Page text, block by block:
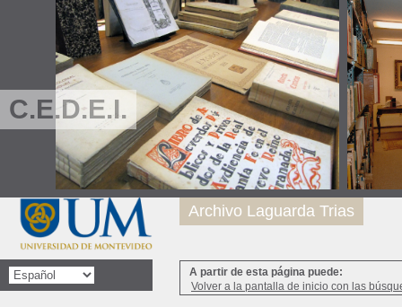
C.E.D.E.I.
A partir de esta página puede:
Volver a la pantalla de inicio con las
Archivo Laguarda Trias